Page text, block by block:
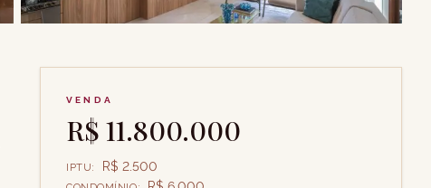
VENDA
R$ 11.800.000
IPTU: R$ 2.500